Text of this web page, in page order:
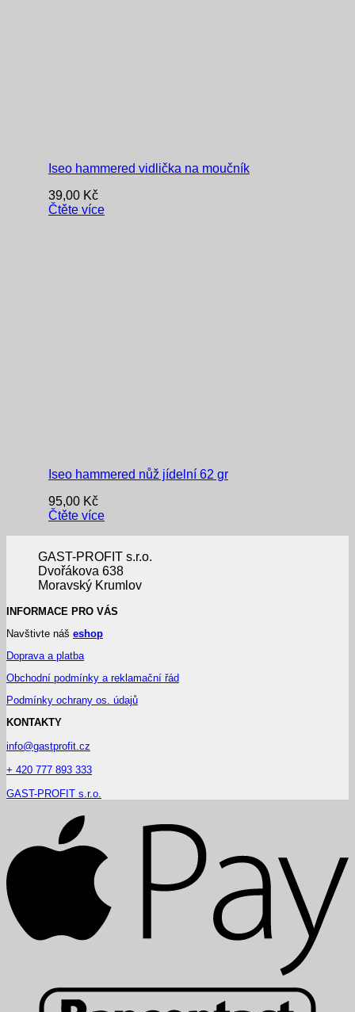
Iseo hammered vidlička na moučník
39,00 Kč
Čtěte více
Iseo hammered nůž jídelní 62 gr
95,00 Kč
Čtěte více
GAST-PROFIT s.r.o.
Dvořákova 638
Moravský Krumlov
INFORMACE PRO VÁS
Navštivte náš eshop
Doprava a platba
Obchodní podmínky a reklamační řád
Podmínky ochrany os. údajů
KONTAKTY
info@gastprofit.cz
+ 420 777 893 333
GAST-PROFIT s.r.o.